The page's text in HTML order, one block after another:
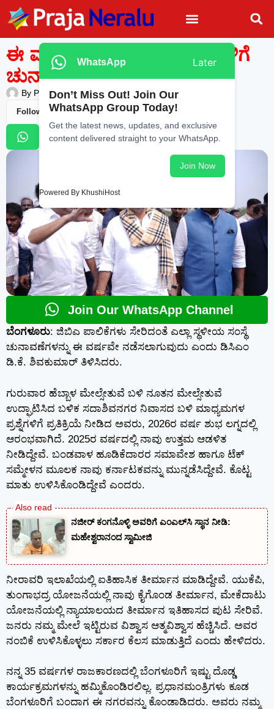
ಈ ವರ್ಷ ಎಲ್ಲಾ ಸ್ಥಳೀಯ ಸಂಸ್ಥೆಗಳಿಗೆ
ಚುನಾವಣೆ: ಡಿ.ಕೆ. ಶಿವಕುಮಾರ್
By Praja Neralu — January 1, 2026 - 8:58 PM
Follow Us
Join Our WhatsApp Channel
ಬೆಂಗಳೂರು: ಜಿಬಿಎ ಪಾಲಿಕೆಗಳು ಸೇರಿದಂತೆ ಎಲ್ಲಾ ಸ್ಥಳೀಯ ಸಂಸ್ಥೆ
ಚುನಾವಣೆಗಳನ್ನು ಈ ವರ್ಷವೇ ನಡೆಸಲಾಗುವುದು ಎಂದು ಡಿಸಿಎಂ
ಡಿ.ಕೆ. ಶಿವಕುಮಾರ್ ತಿಳಿಸಿದರು.
ಗುರುವಾರ ಹೆಬ್ಬಾಳ ಮೇಲ್ಸೇತುವೆ ಬಳಿ ನೂತನ ಮೇಲ್ಸೇತುವೆ
ಉದ್ಘಾಟಿಸಿದ ಬಳಿಕ ಸದಾಶಿವನಗರ ನಿವಾಸದ ಬಳಿ ಮಾಧ್ಯಮಗಳ
ಪ್ರಶ್ನೆಗಳಿಗೆ ಪ್ರತಿಕ್ರಿಯೆ ನೀಡಿದ ಅವರು, 2026ರ ವರ್ಷ ಶುಭ ಲಗ್ನದಲ್ಲಿ
ಆರಂಭವಾಗಿದೆ. 2025ರ ವರ್ಷದಲ್ಲಿ ನಾವು ಉತ್ತಮ ಆಡಳಿತ
ನೀಡಿದ್ದೇವೆ. ಬಂಡವಾಳ ಹೂಡಿಕೆದಾರರ ಸಮಾವೇಶ ಹಾಗೂ ಟೆಕ್
ಸಮ್ಮೇಳನ ಮೂಲಕ ನಾವು ಕರ್ನಾಟಕವನ್ನು ಮುನ್ನಡೆಸಿದ್ದೇವೆ. ಕೊಟ್ಟ
ಮಾತು ಉಳಿಸಿಕೊಂಡಿದ್ದೇವೆ ಎಂದರು.
ನಜೀರ್ ಕಂಗನೊಳ್ಳಿ ಅವರಿಗೆ ಎಂಎಲ್‌ಸಿ ಸ್ಥಾನ ನೀಡಿ:
ಮಹೇಶ್ವರಾನಂದ ಸ್ವಾಮೀಜಿ
ನೀರಾವರಿ ಇಲಾಖೆಯಲ್ಲಿ ಐತಿಹಾಸಿಕ ತೀರ್ಮಾನ ಮಾಡಿದ್ದೇವೆ. ಯುಕೆಪಿ,
ತುಂಗಾಭದ್ರ ಯೋಜನೆಯಲ್ಲಿ ನಾವು ಕೈಗೊಂಡ ತೀರ್ಮಾನ, ಮೇಕೆದಾಟು
ಯೋಜನೆಯಲ್ಲಿ ನ್ಯಾಯಾಲಯದ ತೀರ್ಮಾನ ಇತಿಹಾಸದ ಪುಟ ಸೇರಿವೆ.
ಜನರು ನಮ್ಮ ಮೇಲೆ ಇಟ್ಟಿರುವ ವಿಶ್ವಾಸ ಆತ್ಮವಿಶ್ವಾಸ ಹೆಚ್ಚಿಸಿದೆ. ಅವರ
ನಂಬಿಕೆ ಉಳಿಸಿಕೊಳ್ಳಲು ಸರ್ಕಾರ ಕೆಲಸ ಮಾಡುತ್ತಿದೆ ಎಂದು ಹೇಳಿದರು.
ನನ್ನ 35 ವರ್ಷಗಳ ರಾಜಕಾರಣದಲ್ಲಿ ಬೆಂಗಳೂರಿಗೆ ಇಷ್ಟು ದೊಡ್ಡ
ಕಾರ್ಯಕ್ರಮಗಳನ್ನು ಹಮ್ಮಿಕೊಂಡಿರಲಿಲ್ಲ. ಪ್ರಧಾನಮಂತ್ರಿಗಳು ಕೂಡ
ಬೆಂಗಳೂರಿಗೆ ಬಂದಾಗ ಈ ನಗರವನ್ನು ಕೊಂಡಾಡಿದರು. ಅವರು ನಮ್ಮ
WhatsApp Later
Don’t Miss Out! Join Our
WhatsApp Group Today!
Get the latest news, updates, and exclusive
content delivered straight to your WhatsApp.
Join Now
Powered By KhushiHost